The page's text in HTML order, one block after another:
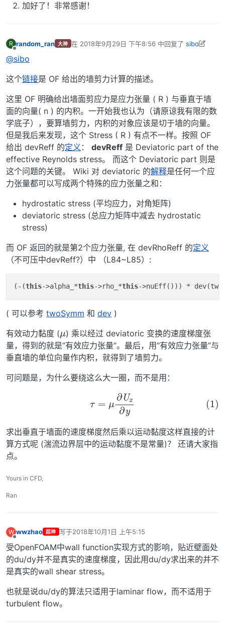
加好了！非常感谢！
R random_ran 大神 在 2018年9月29日 下午8:56中回复了 sibo
最后由 李东岳 编辑 2018年9月30日 上午8:04
@sibo
这个链接是 OF 给出的墙剪力计算的描述。
这里 OF 明确给出墙面剪应力是应力张量 ( R ) 与垂直于墙
面的向量( n ) 的内积。一开始我也认为（请原谅我有限的数
学底子），要算墙剪力，内积的对象应该是切于墙的向量。
但是我后来发现，这个 Stress ( R ) 有点不一样。按照 OF
给出 devReff 的定义 ： devReff 是 Deviatoric part of the
effective Reynolds stress。 而这个 Deviatoric part 则是
这个问题的关键。 Wiki 对 deviatoric 的解释是任何一个应
力张量都可以写成两个特殊的应力张量之和：
hydrostatic stress (平均应力，对角矩阵)
deviatoric stress (总应力矩阵中减去 hydrostatic
stress)
而 OF 返回的就是第2个应力张量, 在 devRhoReff 的定义
（不可压中devReff?）中 （L84~L85）:
(-(this->alpha_*this->rho_*this->nuEff())) *
( 可以参考 twoSymm 和 dev )
有效动力黏度 (
μ
) 乘以经过 deviatoric 变换的速度梯度张
量，得到的就是“有效应力张量”。最后，用“有效应力张量”与
垂直墙的单位向量作内积，就得到了墙剪力。
可问题是，为什么要绕这么大一圈，而不是用：
(1)τ =μ∂Ux
求出垂直于墙面的速度梯度然后乘以运动黏度这样直接的计
算方式呢 (湍流边界层中的运动黏度不是常量)？ 还请大家指
点。
Yours in CFD,
Ran
W
离线
wwzhao 超神 写于2018年10月1日 上午5:15
最后由 编辑
受OpenFOAM中wall function实现方式的影响，贴近壁面处
的du/dy并不是真实的速度梯度，因此用du/dy求出来的并不
是真实的wall shear stress。
也就是说du/dy的算法只适用于laminar flow，而不适用于
turbulent flow。